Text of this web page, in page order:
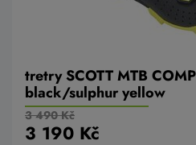
tretry SCOTT MTB
black/sulphur yellow
3 490 Kč
3 190 Kč